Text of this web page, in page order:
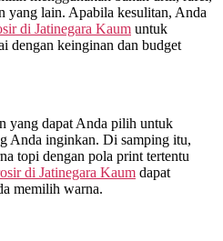
yang lain. Apabila kesulitan, Anda
di Jatinegara Kaum untuk
dengan keinginan dan budget
yang dapat Anda pilih untuk
Anda inginkan. Di samping itu,
topi dengan pola print tertentu
di Jatinegara Kaum dapat
memilih warna.